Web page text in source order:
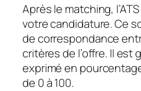
Après le matching,
votre candidature. Ce
de correspondance
critères de l’offre. Il est
exprimé en
de 0 à 100.